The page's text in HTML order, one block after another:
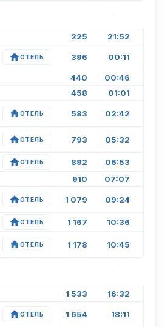
225 21:52
ОТЕЛЬ 396 00:11
440 00:46
458 01:01
ОТЕЛЬ 583 02:42
ОТЕЛЬ 793 05:32
ОТЕЛЬ 892 06:53
910 07:07
ОТЕЛЬ 1 079 09:24
ОТЕЛЬ 1 167 10:36
ОТЕЛЬ 1 178 10:45
1 533 16:32
ОТЕЛЬ 1 654 18:11